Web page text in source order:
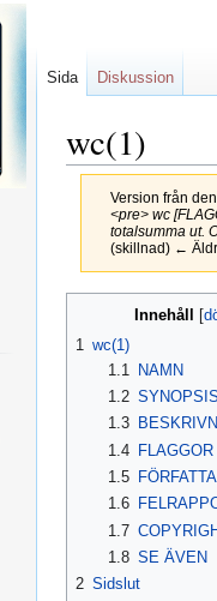
wc(1)
Version från
<pre> wc
totalsumma ut.
(skillnad) ←
navigering
Innehåll
1 wc(1)
1.1
NAMN
1.2 SYNOPSIS
1.3
1.4 FLAGGOR
1.5
1.6
1.7
1.8 SE ÄVEN
2 Sidslut
Sida Diskussion